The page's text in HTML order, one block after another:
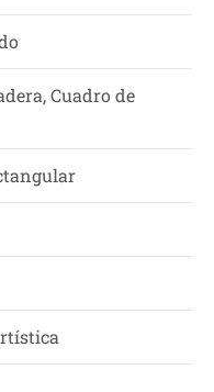
Cuadro de